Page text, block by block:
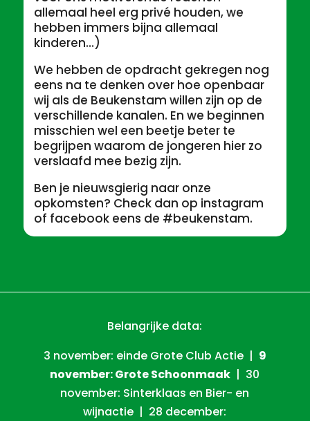
allemaal heel erg privé houden, we
hebben immers bijna allemaal
kinderen…)
We hebben de opdracht gekregen nog
eens na te denken over hoe openbaar
wij als de Beukenstam willen zijn op de
verschillende kanalen. En we beginnen
misschien wel een beetje beter te
begrijpen waarom de jongeren hier zo
verslaafd mee bezig zijn.
Ben je nieuwsgierig naar onze
opkomsten? Check dan op instagram
of facebook eens de #beukenstam.
Belangrijke data:
3 november: einde Grote Club Actie | 9
november: Grote Schoonmaak | 30
november: Sinterklaas en Bier- en
wijnactie | 28 december: